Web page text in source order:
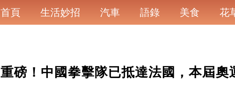
首頁 生活妙招 汽車 語錄 美食 花
重磅！中國拳擊隊已抵達法國，本屆奧